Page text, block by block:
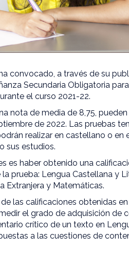
convocado, a través de su
Secundaria Obligatoria
el curso 2021-22.
nota de media de 8,75,
de 2022. Las pruebas
realizar en castellano o en
sus estudios.
es haber obtenido una
prueba: Lengua Castellana y
Extranjera y Matemáticas.
las calificaciones obtenidas
el grado de adquisición de
crítico de un texto en
a las cuestiones de